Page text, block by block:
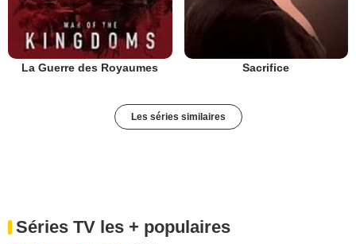
La Guerre des Royaumes Sacrifice
Les séries similaires
Séries TV les + populaires